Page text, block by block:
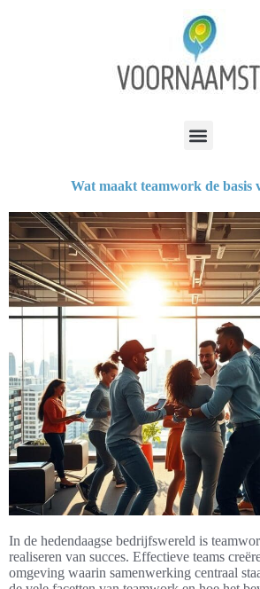
Wat maakt teamwork de basis
In de hedendaagse bedrijfswereld is
realiseren van succes. Effectieve teams
omgeving waarin samenwerking centraal